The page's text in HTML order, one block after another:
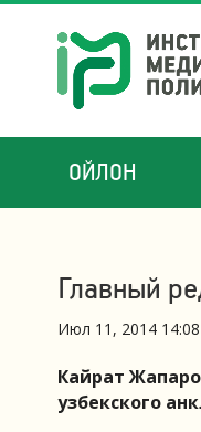
ОЙЛОН
Главный
Июл 11, 2014 14:08
Кайрат
узбекского